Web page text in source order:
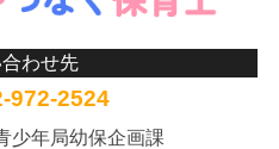
わせ先
972-2524
少年局幼保企画課